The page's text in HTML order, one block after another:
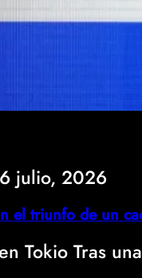
julio, 2026
el triunfo de un
Tokio Tras